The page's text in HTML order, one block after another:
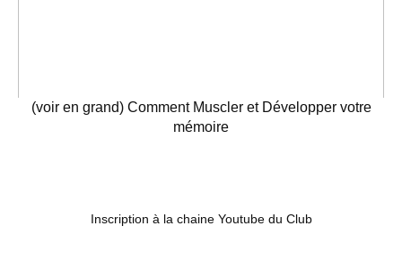
(voir en grand) Comment Muscler et Développer votre
mémoire
Inscription à la chaine Youtube du Club